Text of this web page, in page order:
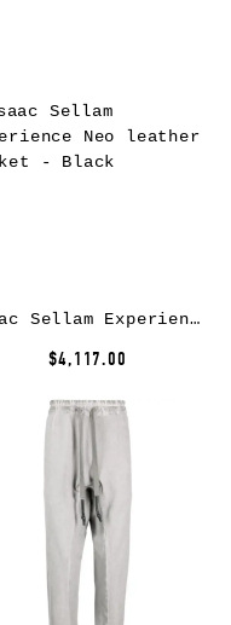
Isaac Sellam Experience Neo leather jacket – Black
$4,117.00